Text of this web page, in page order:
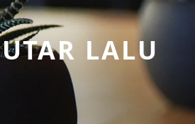
LALU